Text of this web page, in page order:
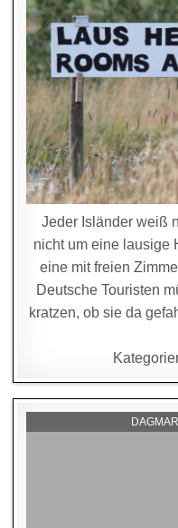
Jeder Isländer weiß
nicht um eine lausige
eine mit freien
Deutsche Touristen
kratzen, ob sie da
DAGMAR